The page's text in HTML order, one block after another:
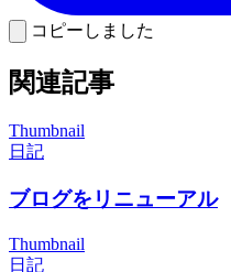
コピーしました
関連記事
Thumbnail
日記
ブログをリニューアル
Thumbnail
日記